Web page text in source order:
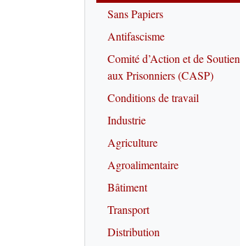
Sans Papiers
Antifascisme
Comité d’Action et de Soutien
aux Prisonniers (CASP)
Conditions de travail
Industrie
Agriculture
Agroalimentaire
Bâtiment
Transport
Distribution